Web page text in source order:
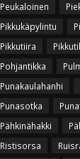
Peukaloinen
Pikkukäpylintu
Pikkutiira
Pohjantikka
Punakaulahanhi
Punasotka
Pähkinähakki
Ristisorsa